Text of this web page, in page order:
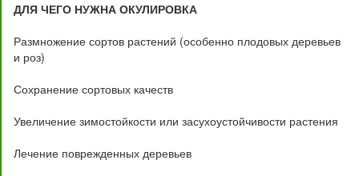
ДЛЯ ЧЕГО НУЖНА ОКУЛИРОВКА
Размножение сортов растений (особенно плодовых деревьев
и роз)
Сохранение сортовых качеств
Увеличение зимостойкости или засухоустойчивости растения
Лечение поврежденных деревьев